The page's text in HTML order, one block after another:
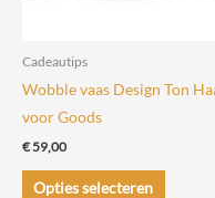
Cadeautips
Wobble vaas Design Ton
voor Goods
€59,00
Opties selecteren
Dit